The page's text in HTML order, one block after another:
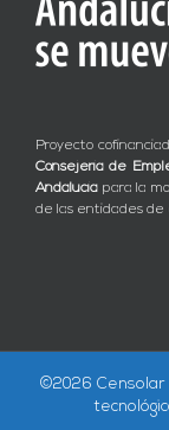
Proyecto
Consejería de
Andalucía para la
de las entidades de
©2026